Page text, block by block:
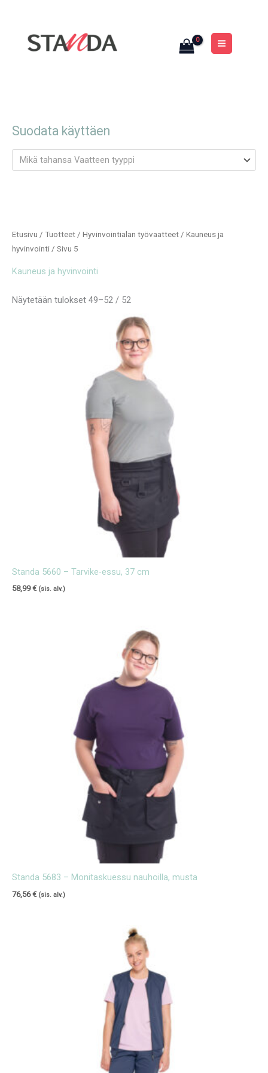
sisältöön
MENU
Suodata käyttäen
Mikä tahansa Vaatteen tyyppi
Etusivu / Tuotteet / Hyvinvointialan työvaatteet / Kauneus ja
hyvinvointi / Sivu 5
Kauneus ja hyvinvointi
Näytetään tulokset 49–52 / 52
Standa 5660 – Tarvike-essu, 37 cm
58,99€ (sis. alv.)
Standa 5683 – Monitaskuessu nauhoilla, musta
76,56€ (sis. alv.)